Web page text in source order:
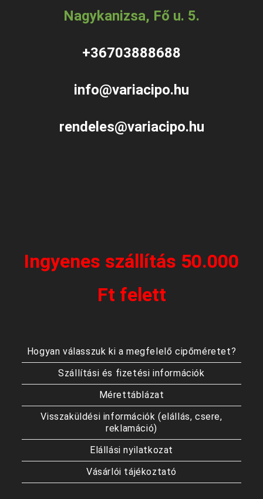
Nagykanizsa, Fő u. 5.
+36703888688
info@variacipo.hu
rendeles@variacipo.hu
Ingyenes szállítás 50.000
Ft felett
Hogyan válasszuk ki a megfelelő cipőméretet?
Szállítási és fizetési információk
Mérettáblázat
Visszaküldési információk (elállás, csere,
reklamáció)
Elállási nyilatkozat
Vásárlói tájékoztató